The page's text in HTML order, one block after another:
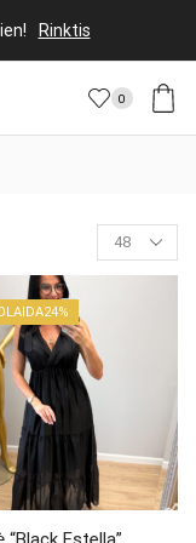
Rinktis
0
Products
per
page
24%